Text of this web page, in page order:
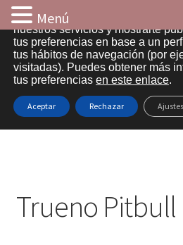
Ir
a
navegación
Ir
al
contenido
Inicio
Aviso legal
Checkout
Inicio Truenos de mecha Trueno
Trueno Pitbull
Menú
Utilizamos cookies propias y de
nuestros servicios y mostrarte
tus preferencias en base a un
tus hábitos de navegación (por
visitadas). Puedes obtener más
tus preferencias en este enlace.
Aceptar Rechazar Ajustes